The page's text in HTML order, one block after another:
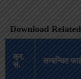
Download
क्र.
स.
सम्बन्धित